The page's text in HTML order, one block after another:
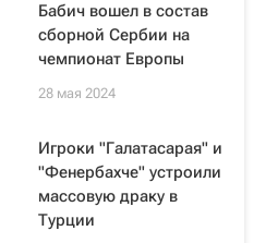
Бабич вошел в состав
сборной Сербии на
чемпионат Европы
28 мая 2024
Игроки "Галатасарая" и
"Фенербахче" устроили
массовую драку в
Турции